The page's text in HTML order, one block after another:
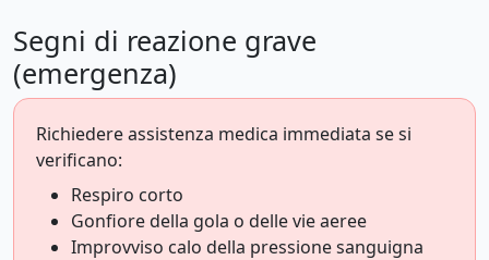
Segni di reazione grave
(emergenza)
Richiedere assistenza medica immediata se si
verificano:
Respiro corto
Gonfiore della gola o delle vie aeree
Improvviso calo della pressione sanguigna